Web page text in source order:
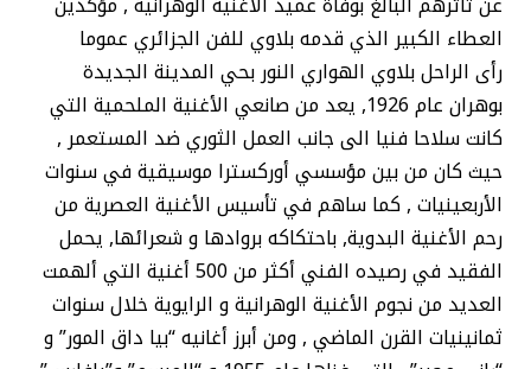
العطاء الكبير الذي قدمه بلاوي للفن الجزائري عموما
رأى الراحل بلاوي الهواري النور بحي المدينة الجديدة
بوهران عام 1926, يعد من صانعي الأغنية الملحمية التي
كانت سلاحا فنيا الى جانب العمل الثوري ضد المستعمر ,
حيث كان من بين مؤسسي أوركسترا موسيقية في سنوات
الأربعينيات , كما ساهم في تأسيس الأغنية العصرية من
رحم الأغنية البدوية, باحتكاكه بروادها و شعرائها, يحمل
الفقيد في رصيده الفني أكثر من 500 أغنية التي ألهمت
العديد من نجوم الأغنية الوهرانية و الرايوية خلال سنوات
ثمانينيات القرن الماضي , ومن أبرز أغانيه “بيا داق المور” و